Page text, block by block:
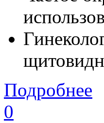
Подробнее
0